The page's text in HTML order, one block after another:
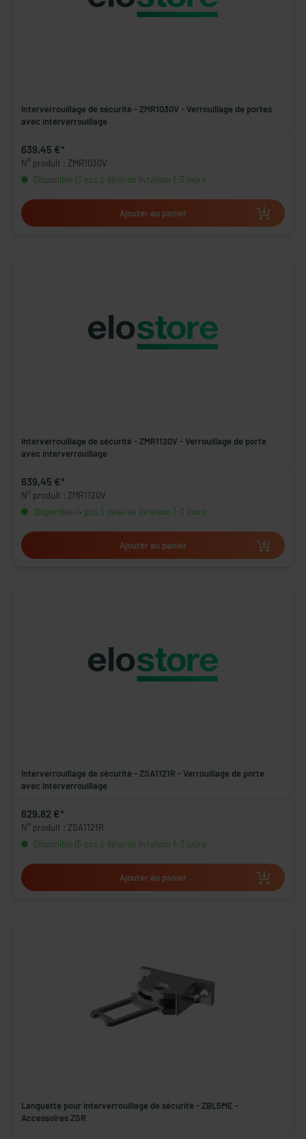
Interverrouillage de sécurité - ZMR1030V - Verrouillage de portes
avec interverrouillage
639,45 €*
N° produit : ZMR1030V
Disponible (3 pcs.), délai de livraison 1-3 jours
Ajouter au panier
Interverrouillage de sécurité - ZMR1120V - Verrouillage de porte
avec interverrouillage
639,45 €*
N° produit : ZMR1120V
Disponible (4 pcs.), délai de livraison 1-3 jours
Ajouter au panier
Interverrouillage de sécurité - ZSA1121R - Verrouillage de porte
avec interverrouillage
629,82 €*
N° produit : ZSA1121R
Disponible (5 pcs.), délai de livraison 1-3 jours
Ajouter au panier
Languette pour interverrouillage de sécurité - ZBL5ME -
Accessoires ZSR